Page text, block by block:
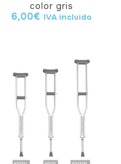
color gris
6,00€ IVA incluido